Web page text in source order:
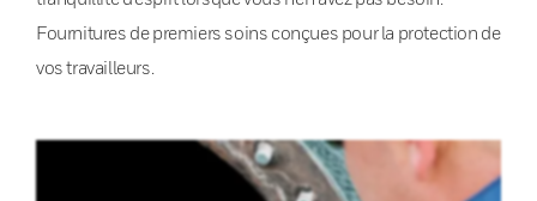
Fournitures de premiers soins conçues pour la protection de
vos travailleurs.